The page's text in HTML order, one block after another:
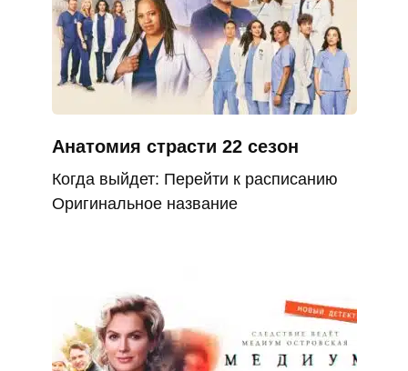
Анатомия страсти 22 сезон
Когда выйдет: Перейти к расписанию
Оригинальное название